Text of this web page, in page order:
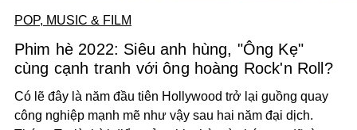
POP, MUSIC & FILM
Phim hè 2022: Siêu anh hùng, "Ông Kẹ"
cùng cạnh tranh với ông hoàng Rock'n Roll?
Có lẽ đây là năm đầu tiên Hollywood trở lại guồng quay
công nghiệp mạnh mẽ như vậy sau hai năm đại dịch.